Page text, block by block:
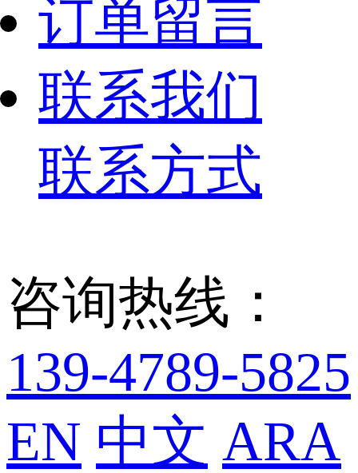
订单留言
联系我们
联系方式
咨询热线：
139-4789-5825
EN 中文 ARA